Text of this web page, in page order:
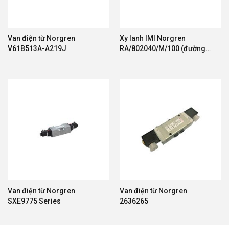
Van điện từ Norgren
V61B513A-A219J
Xy lanh IMI Norgren
RA/802040/M/100 (đường
Van điện từ Norgren
SXE9775 Series
Van điện từ Norgren
2636265